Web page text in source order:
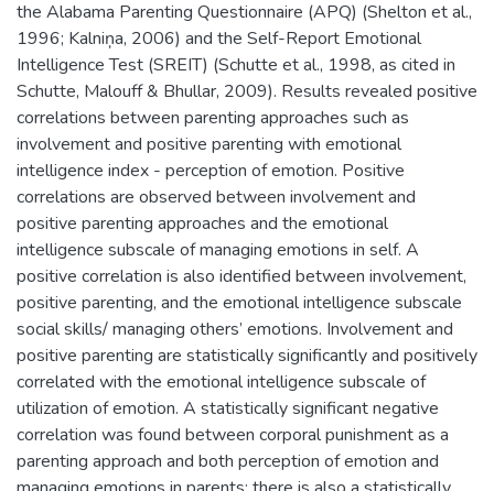
the Alabama Parenting Questionnaire (APQ) (Shelton et al.,
1996; Kalniņa, 2006) and the Self-Report Emotional
Intelligence Test (SREIT) (Schutte et al., 1998, as cited in
Schutte, Malouff & Bhullar, 2009). Results revealed positive
correlations between parenting approaches such as
involvement and positive parenting with emotional
intelligence index - perception of emotion. Positive
correlations are observed between involvement and
positive parenting approaches and the emotional
intelligence subscale of managing emotions in self. A
positive correlation is also identified between involvement,
positive parenting, and the emotional intelligence subscale
social skills/ managing others’ emotions. Involvement and
positive parenting are statistically significantly and positively
correlated with the emotional intelligence subscale of
utilization of emotion. A statistically significant negative
correlation was found between corporal punishment as a
parenting approach and both perception of emotion and